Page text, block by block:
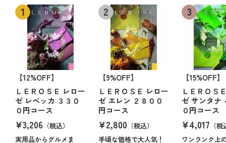
【12%OFF】
ＬＥＲＯＳＥ レロー
ゼ レベッカ ３３０
０円コース
¥3,206 （税込）
実用品からグルメま
【9%OFF】
ＬＥＲＯＳＥ レロー
ゼ エレン ２８００
円コース
¥2,800 （税込）
手頃な価格で大人気！
【15%OFF】
ＬＥＲＯＳ
ゼ サンタナ
０円コース
¥4,017 （
ワンランク上